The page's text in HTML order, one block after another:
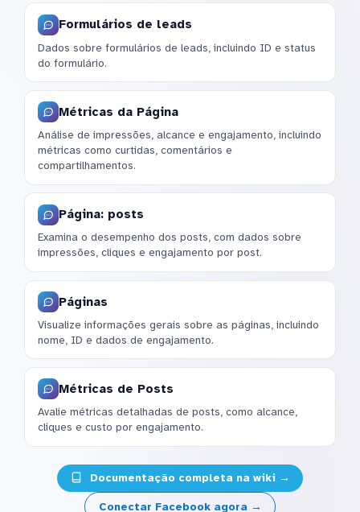
Formulários de leads
Dados sobre formulários de leads, incluindo ID e status
do formulário.
Métricas da Página
Análise de impressões, alcance e engajamento, incluindo
métricas como curtidas, comentários e
compartilhamentos.
Página: posts
Examina o desempenho dos posts, com dados sobre
impressões, cliques e engajamento por post.
Páginas
Visualize informações gerais sobre as páginas, incluindo
nome, ID e dados de engajamento.
Métricas de Posts
Avalie métricas detalhadas de posts, como alcance,
cliques e custo por engajamento.
Documentação completa na wiki →
Conectar Facebook agora →